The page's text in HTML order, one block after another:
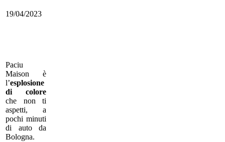
19/04/2023
Paciu
Maison è
l’esplosione
di colore
che non ti
aspetti, a
pochi minuti
di auto da
Bologna.